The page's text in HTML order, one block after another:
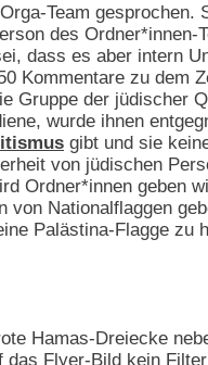
Team gesprochen.
des
dass es aber intern
Kommentare zu dem
Gruppe der jüdischer
wurde ihnen
gibt und sie
von jüdischen
Ordner*innen geben
Nationalflaggen
Palästina-Flagge zu
Hamas-Dreiecke
Flyer-Bild kein